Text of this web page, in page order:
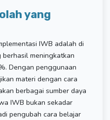
yang
IWB adalah di
berhasil meningkatkan
Dengan penggunaan
materi dengan cara
berbagai sumber daya
IWB bukan sekadar
pengubah cara belajar